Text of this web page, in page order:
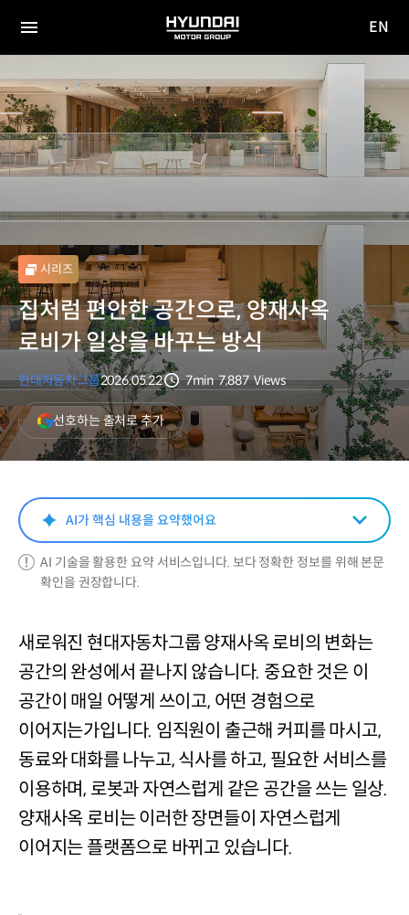
전체
메뉴
HYUNDAI
MOTOR
GROUP
이동
EN
시리즈
집처럼 편안한 공간으로, 양재사옥
로비가 일상을 바꾸는 방식
현대자동차그룹2026.05.22
분량
7min
조회수
7,887 Views
선호하는 출처로 추가(새
창
열림)
AI가 핵심 내용을 요약했어요
AI 기술을 활용한 요약 서비스입니다. 보다 정확한 정보를 위해 본문
확인을 권장합니다.
새로워진 현대자동차그룹 양재사옥 로비의 변화는
공간의 완성에서 끝나지 않습니다. 중요한 것은 이
공간이 매일 어떻게 쓰이고, 어떤 경험으로
이어지는가입니다. 임직원이 출근해 커피를 마시고,
동료와 대화를 나누고, 식사를 하고, 필요한 서비스를
이용하며, 로봇과 자연스럽게 같은 공간을 쓰는 일상.
양재사옥 로비는 이러한 장면들이 자연스럽게
이어지는 플랫폼으로 바뀌고 있습니다.